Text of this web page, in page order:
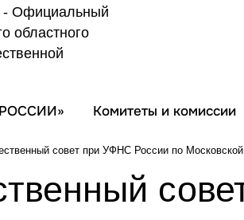
Комитеты и комиссии
совет при УФНС России по Московской